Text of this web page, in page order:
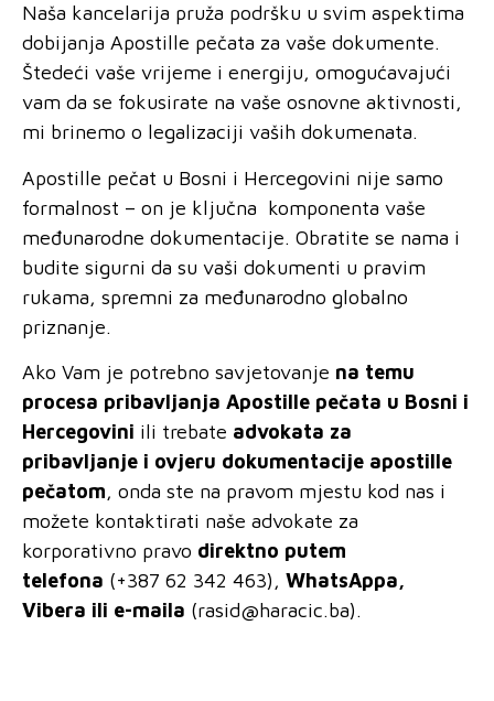
Naša kancelarija pruža podršku u svim aspektima
dobijanja Apostille pečata za vaše dokumente.
Štedeći vaše vrijeme i energiju, omogućavajući
vam da se fokusirate na vaše osnovne aktivnosti,
mi brinemo o legalizaciji vaših dokumenata.
Apostille pečat u Bosni i Hercegovini nije samo
formalnost – on je ključna komponenta vaše
međunarodne dokumentacije. Obratite se nama i
budite sigurni da su vaši dokumenti u pravim
rukama, spremni za međunarodno globalno
priznanje.
Ako Vam je potrebno savjetovanje na temu
procesa pribavljanja Apostille pečata u Bosni i
Hercegovini ili trebate advokata za
pribavljanje i ovjeru dokumentacije apostille
pečatom, onda ste na pravom mjestu kod nas i
možete kontaktirati naše advokate za
korporativno pravo direktno putem
telefona (+387 62 342 463), WhatsAppa,
Vibera ili e-maila (rasid@haracic.ba).